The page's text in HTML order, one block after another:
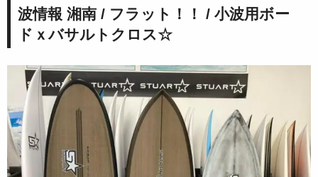
波情報 湘南 / フラット！！ / 小波用ボー
ドｘバサルトクロス☆